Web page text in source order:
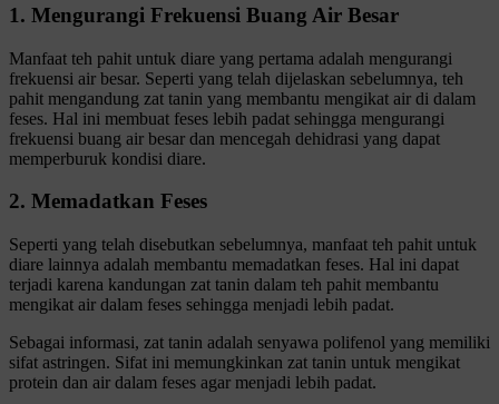
1. Mengurangi Frekuensi Buang Air Besar
Manfaat teh pahit untuk diare yang pertama adalah mengurangi
frekuensi air besar. Seperti yang telah dijelaskan sebelumnya, teh
pahit mengandung zat tanin yang membantu mengikat air di dalam
feses. Hal ini membuat feses lebih padat sehingga mengurangi
frekuensi buang air besar dan mencegah dehidrasi yang dapat
memperburuk kondisi diare.
2. Memadatkan Feses
Seperti yang telah disebutkan sebelumnya, manfaat teh pahit untuk
diare lainnya adalah membantu memadatkan feses. Hal ini dapat
terjadi karena kandungan zat tanin dalam teh pahit membantu
mengikat air dalam feses sehingga menjadi lebih padat.
Sebagai informasi, zat tanin adalah senyawa polifenol yang memiliki
sifat astringen. Sifat ini memungkinkan zat tanin untuk mengikat
protein dan air dalam feses agar menjadi lebih padat.